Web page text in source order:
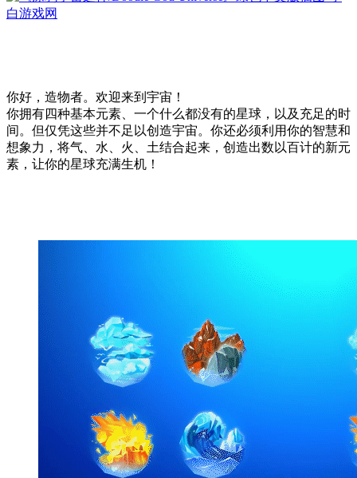
你好，造物者。欢迎来到宇宙！
你拥有四种基本元素、一个什么都没有的星球，以及充足的时
间。但仅凭这些并不足以创造宇宙。你还必须利用你的智慧和
想象力，将气、水、火、土结合起来，创造出数以百计的新元
素，让你的星球充满生机！